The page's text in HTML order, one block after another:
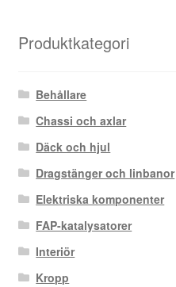
Produktkategori
Behållare
Chassi och axlar
Däck och hjul
Dragstänger och linbanor
Elektriska komponenter
FAP-katalysatorer
Interiör
Kropp